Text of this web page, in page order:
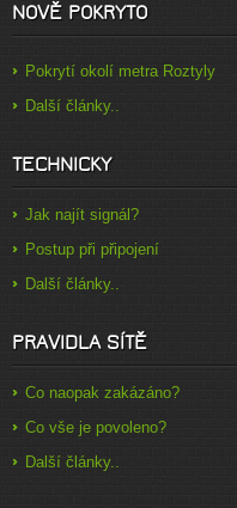
NOVĚ POKRYTO
Pokrytí okolí metra Roztyly
Další články..
TECHNICKY
Jak najít signál?
Postup při připojení
Další články..
PRAVIDLA SÍTĚ
Co naopak zakázáno?
Co vše je povoleno?
Další články..